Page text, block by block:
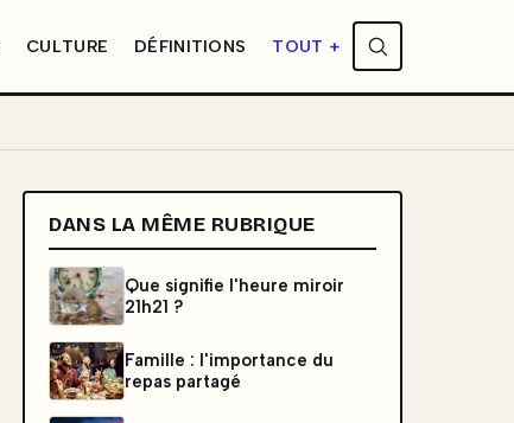
CULTURE DÉFINITIONS TOUT +
DANS LA MÊME RUBRIQUE
Que signifie l'heure miroir
21h21 ?
Famille : l'importance du
repas partagé